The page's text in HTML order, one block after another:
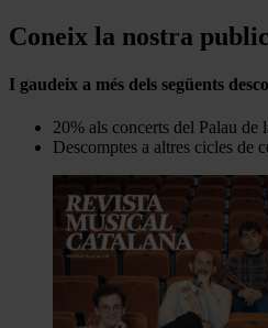
Coneix la nostra
I gaudeix a més dels següents
20% als concerts del Palau de
Descomptes a altres cicles de